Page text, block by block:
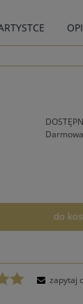
Darmowa
do
zapytaj